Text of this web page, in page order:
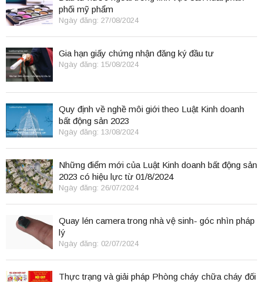
phối mỹ phẩm
Ngày đăng: 27/08/2024
Gia hạn giấy chứng nhận đăng ký đầu tư
Ngày đăng: 15/08/2024
Quy định về nghề môi giới theo Luật Kinh doanh
bất động sản 2023
Ngày đăng: 13/08/2024
Những điểm mới của Luật Kinh doanh bất động sản
2023 có hiệu lực từ 01/8/2024
Ngày đăng: 26/07/2024
Quay lén camera trong nhà vệ sinh- góc nhìn pháp
lý
Ngày đăng: 02/07/2024
Thực trạng và giải pháp Phòng cháy chữa cháy đối